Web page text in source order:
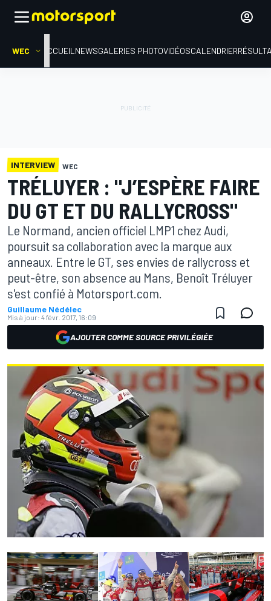
WEC ACCUEIL NEWSGALERIES PHOTOVIDÉOSCALENDRIER
INTERVIEW WEC
TRÉLUYER : "J’ESPÈRE FAIRE
DU GT ET DU RALLYCROSS"
Le Normand, ancien officiel LMP1 chez Audi,
poursuit sa collaboration avec la marque aux
anneaux. Entre le GT, ses envies de rallycross et
peut-être, son absence au Mans, Benoît Tréluyer
s'est confié à Motorsport.com.
Guillaume Nédélec
Mis à jour: 4 févr. 2017, 16:09
AJOUTER COMME SOURCE PRIVILÉGIÉE